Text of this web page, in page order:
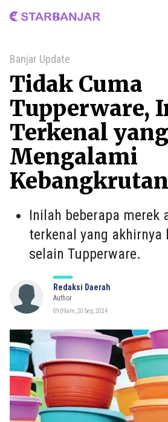
Home
Banjar Update
Tidak Cuma
Tupperware,
Terkenal
Mengalami
Kebangkrutan
Inilah beberapa merek
terkenal yang akhirnya
selain Tupperware.
Redaksi Daerah
Author
09:09am, 20 Sep, 2024